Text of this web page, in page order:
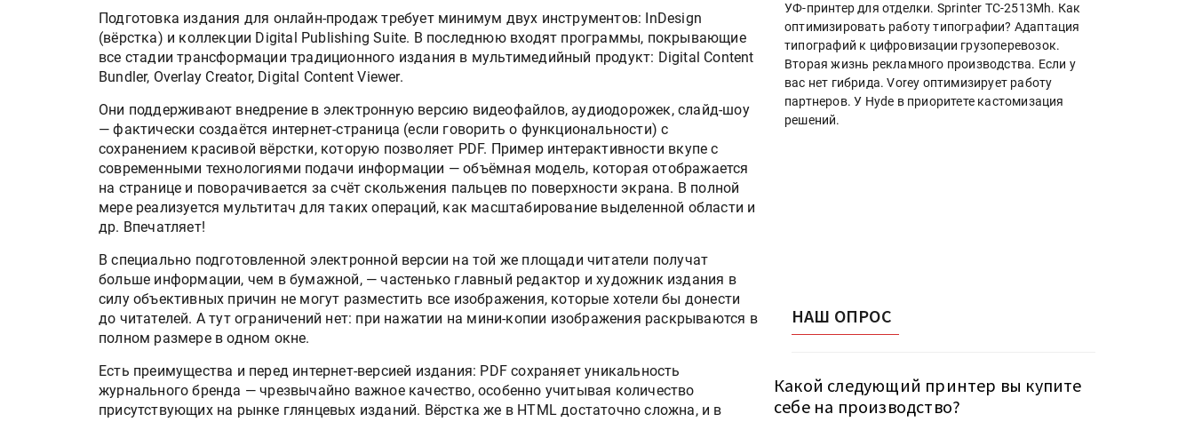
Подготовка издания для онлайн-продаж требует минимум двух инструментов: InDesign
(вёрстка) и коллекции Digital Publishing Suite. В последнюю входят программы, покрывающие
все стадии трансформации традиционного издания в мультимедийный продукт: Digital Content
Bundler, Overlay Creator, Digital Сontent Viewer.
Они поддерживают внедрение в электронную версию видеофайлов, аудиодорожек, слайд-шоу
— фактически создаётся интернет-страница (если говорить о функциональности) с
сохранением красивой вёрстки, которую позволяет PDF. Пример интерактивности вкупе с
современными технологиями подачи информации — объёмная модель, которая отображается
на странице и поворачивается за счёт скольжения пальцев по поверхности экрана. В полной
мере реализуется мультитач для таких операций, как масштабирование выделенной области и
др. Впечатляет!
В специально подготовленной электронной версии на той же площади читатели получат
больше информации, чем в бумажной, — частенько главный редактор и художник издания в
силу объективных причин не могут разместить все изображения, которые хотели бы донести
до читателей. А тут ограничений нет: при нажатии на мини-копии изображения раскрываются в
полном размере в одном окне.
Есть преимущества и перед интернет-версией издания: PDF сохраняет уникальность
журнального бренда — чрезвычайно важное качество, особенно учитывая количество
присутствующих на рынке глянцевых изданий. Вёрстка же в HTML достаточно сложна, и в
УФ-принтер для отделки. Sprinter ТС-2513Mh. Как
оптимизировать работу типографии? Адаптация
типографий к цифровизации грузоперевозок.
Вторая жизнь рекламного производства. Если у
вас нет гибрида. Vorey оптимизирует работу
партнеров. У Hyde в приоритете кастомизация
решений.
НАШ ОПРОС
Какой следующий принтер вы купите
себе на производство?